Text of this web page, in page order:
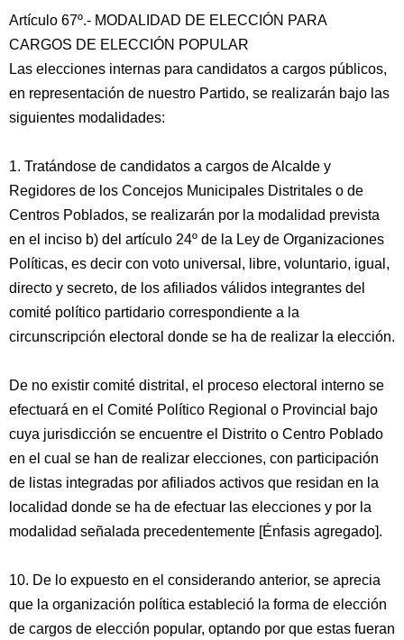
Artículo 67º.- MODALIDAD DE ELECCIÓN PARA
CARGOS DE ELECCIÓN POPULAR
Las elecciones internas para candidatos a cargos públicos,
en representación de nuestro Partido, se realizarán bajo las
siguientes modalidades:
1. Tratándose de candidatos a cargos de Alcalde y
Regidores de los Concejos Municipales Distritales o de
Centros Poblados, se realizarán por la modalidad prevista
en el inciso b) del artículo 24º de la Ley de Organizaciones
Políticas, es decir con voto universal, libre, voluntario, igual,
directo y secreto, de los afiliados válidos integrantes del
comité político partidario correspondiente a la
circunscripción electoral donde se ha de realizar la elección.
De no existir comité distrital, el proceso electoral interno se
efectuará en el Comité Político Regional o Provincial bajo
cuya jurisdicción se encuentre el Distrito o Centro Poblado
en el cual se han de realizar elecciones, con participación
de listas integradas por afiliados activos que residan en la
localidad donde se ha de efectuar las elecciones y por la
modalidad señalada precedentemente [Énfasis agregado].
10. De lo expuesto en el considerando anterior, se aprecia
que la organización política estableció la forma de elección
de cargos de elección popular, optando por que estas fueran